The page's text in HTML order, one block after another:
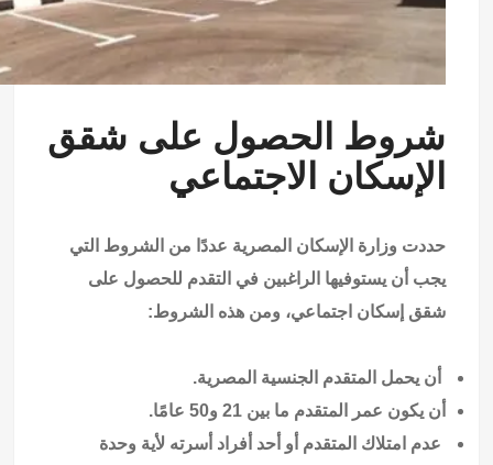
شروط الحصول على شقق
الإسكان الاجتماعي
حددت وزارة الإسكان المصرية عددًا من الشروط التي
يجب أن يستوفيها الراغبين في التقدم للحصول على
شقق إسكان اجتماعي، ومن هذه الشروط:
أن يحمل المتقدم الجنسية المصرية.
أن يكون عمر المتقدم ما بين 21 و50 عامًا.
عدم امتلاك المتقدم أو أحد أفراد أسرته لأية وحدة